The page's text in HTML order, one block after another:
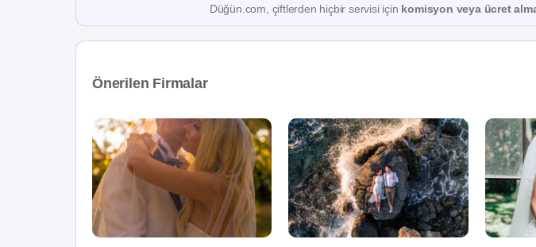
Düğün.com, çiftlerden hiçbir servisi için komisyon veya ücret
Önerilen Firmalar